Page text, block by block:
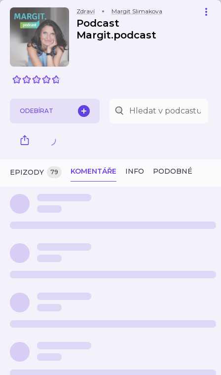
Zdraví Margit Slimakova
Podcast
Margit.podcast
ODEBÍRAT
EPIZODY 79 KOMENTÁŘE INFO PODOBNÉ